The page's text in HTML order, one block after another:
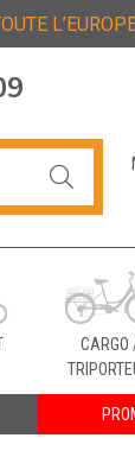
CARGO